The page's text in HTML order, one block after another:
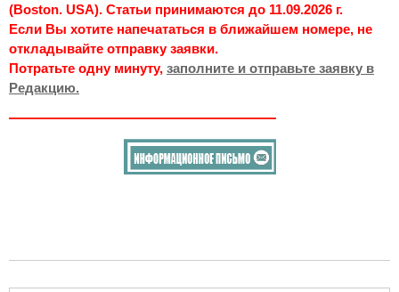
(Boston. USA). Статьи принимаются до 11.09.2026 г.
Если Вы хотите напечататься в ближайшем номере, не
откладывайте отправку заявки.
Потратьте одну минуту, заполните и отправьте заявку в
Редакцию.